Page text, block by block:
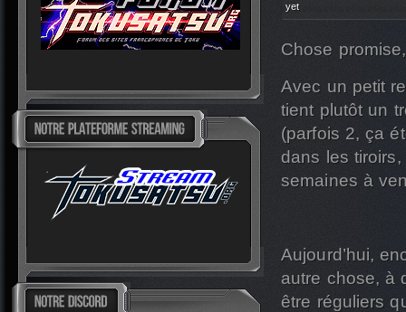
yet
Chose
Avec un petit
tient plutôt un
(parfois 2, ça
dans les
semaines à
Aujourd’hui,
autre chose, à
être réguliers